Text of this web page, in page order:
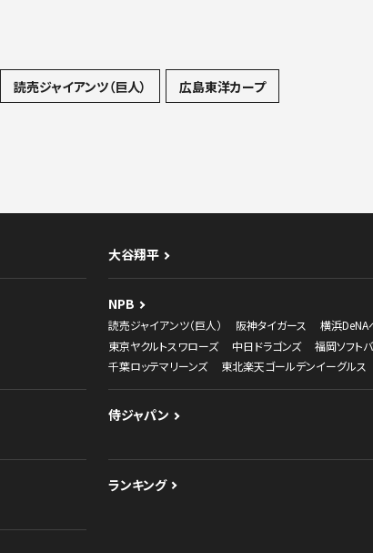
読売ジャイアンツ（巨人） 広島東洋カープ
大谷翔平
NPB
読売ジャイアンツ（巨人） 阪神タイガース 横浜DeNA
東京ヤクルトスワローズ
中日ドラゴンズ 福岡ソフト
千葉ロッテマリーンズ
東北楽天ゴールデンイーグルス
侍ジャパン
ランキング